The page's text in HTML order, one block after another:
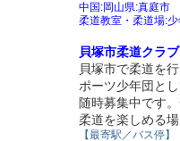
中国:岡山県:真庭市
柔道教室・柔道場:
貝塚市柔道クラブ
貝塚市で柔道を
ポーツ少年団と
随時募集中です
柔道を楽しめる
【最寄駅／バス停】